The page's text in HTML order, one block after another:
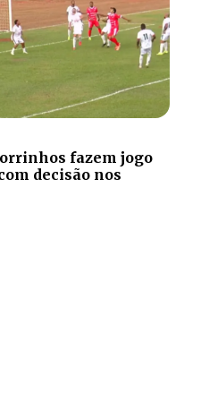
fazem jogo
decisão nos